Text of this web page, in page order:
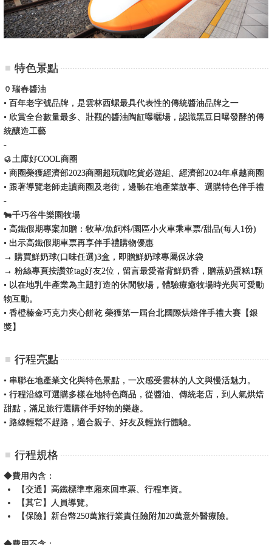
特色景點
🏺瑞春醬油
• 百年老字號品牌，是雲林西螺最具代表性的傳統醬油品牌之一
• 欣賞全台數量最多、壯觀的醬油陶缸曝曬場，認識黑豆日曝發酵的傳
統釀造工藝
-
🥮土庫好COOL商圈
• 商圈榮獲經濟部2023商圈超玩咖吃貨必遊組、經濟部2024年卓越商圈
• 跟著導覽老師走讀商圈及老街，邊聽在地產業故事、選購特色伴手禮
-
🐄千巧谷牛樂園牧場
• 高鐵假期專案加贈：牧草/魚飼料/園區小火車乘車票/甜品(每人1份)
• 出示高鐵假期車票再享伴手禮購物優惠
→ 購買鮮奶球(口味任選)3盒，即贈鮮奶球專屬保冰袋
→ 粉絲專頁按讚並tag好友2位，留言最愛崙背鮮奶香，贈蒸奶蛋糕1顆
• 以在地乳牛產業為主題打造的休閒牧場，體驗療癒牧場時光與可愛動
物互動。
• 香橙榛金巧克力夾心餅乾 榮獲第一屆台北國際烘焙伴手禮大賽【銀
獎】
行程亮點
• 串聯在地產業文化與特色景點，一次感受雲林的人文與慢活魅力。
• 行程沿線可選購多樣在地特色商品，從醬油、傳統老店，到人氣烘焙
甜點，滿足旅行選購伴手好物的樂趣。
• 路線輕鬆不趕路，適合親子、好友及輕旅行體驗。
行程規格
◆費用內含：
【交通】高鐵標準車廂來回車票、行程車資。
【其它】人員導覽。
【保險】新台幣250萬旅行業責任險附加20萬意外醫療險。